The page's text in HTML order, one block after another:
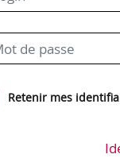
Retenir mes